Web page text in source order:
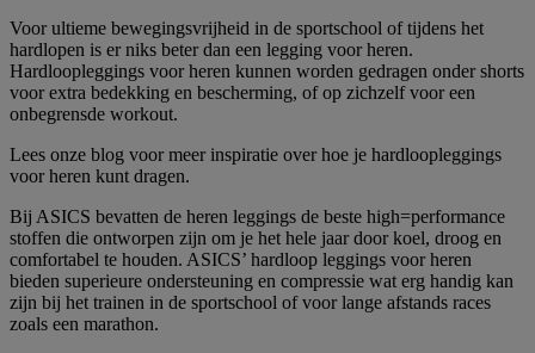
Voor ultieme bewegingsvrijheid in de sportschool of tijdens het
hardlopen is er niks beter dan een legging voor heren.
Hardloopleggings voor heren kunnen worden gedragen onder shorts
voor extra bedekking en bescherming, of op zichzelf voor een
onbegrensde workout.
Lees onze blog voor meer inspiratie over hoe je hardloopleggings
voor heren kunt dragen.
Bij ASICS bevatten de heren leggings de beste high=performance
stoffen die ontworpen zijn om je het hele jaar door koel, droog en
comfortabel te houden. ASICS’ hardloop leggings voor heren
bieden superieure ondersteuning en compressie wat erg handig kan
zijn bij het trainen in de sportschool of voor lange afstands races
zoals een marathon.